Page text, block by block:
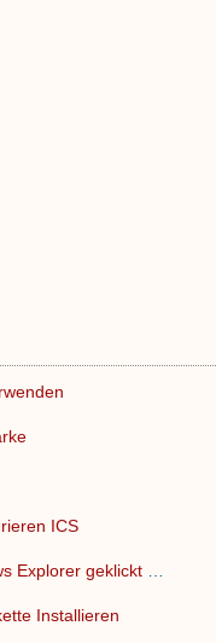
ICS
Installieren